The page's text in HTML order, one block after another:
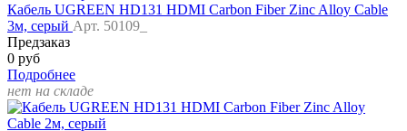
Кабель UGREEN HD131 HDMI Carbon Fiber Zinc Alloy Cable
3м, серый Арт. 50109_
Предзаказ
0 руб
Подробнее
нет на складе